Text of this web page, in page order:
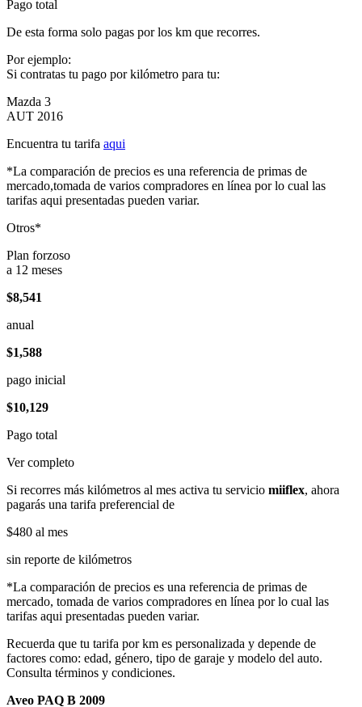
Pago total
De esta forma solo pagas por los km que recorres.
Por ejemplo:
Si contratas tu pago por kilómetro para tu:
Mazda 3
AUT 2016
Encuentra tu tarifa aqui
*La comparación de precios es una referencia de primas de
mercado,tomada de varios compradores en línea por lo cual las
tarifas aqui presentadas pueden variar.
Otros*
Plan forzoso
a 12 meses
$8,541
anual
$1,588
pago inicial
$10,129
Pago total
Ver completo
Si recorres más kilómetros al mes activa tu servicio miiflex, ahora
pagarás una tarifa preferencial de
$480 al mes
sin reporte de kilómetros
*La comparación de precios es una referencia de primas de
mercado, tomada de varios compradores en línea por lo cual las
tarifas aqui presentadas pueden variar.
Recuerda que tu tarifa por km es personalizada y depende de
factores como: edad, género, tipo de garaje y modelo del auto.
Consulta términos y condiciones.
Aveo PAQ B 2009